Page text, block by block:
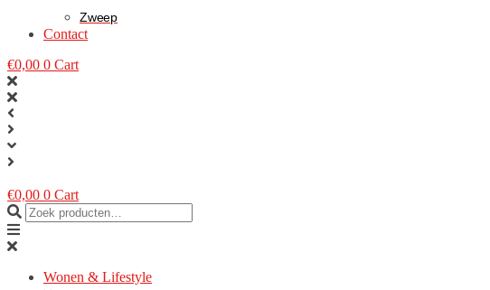
Zweep
Contact
€0,00 0 Cart
€0,00 0 Cart
Wonen & Lifestyle